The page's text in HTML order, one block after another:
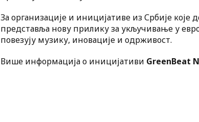
За организације и иницијативе из Србије које
представља нову прилику за укључивање у
повезују музику, иновације и одрживост.
Више информација о иницијативи GreenBeat